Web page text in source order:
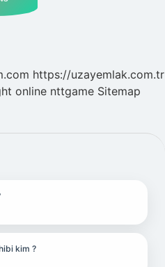
https://uzayemlak.com.tr
online nttgame Sitemap
kim ?